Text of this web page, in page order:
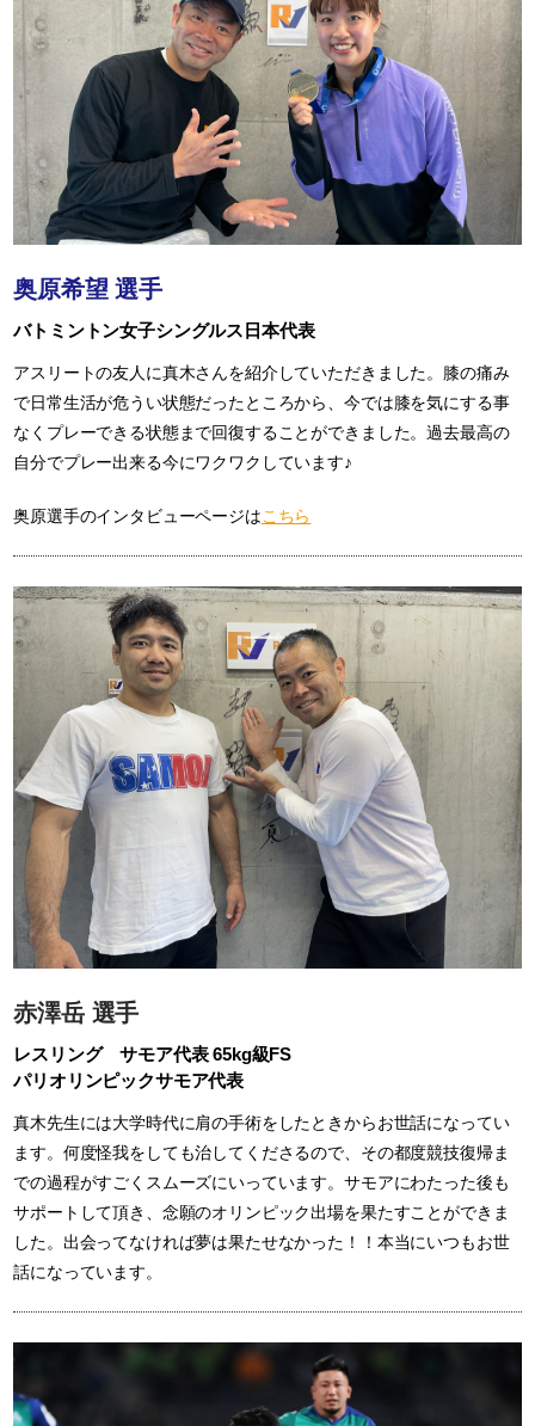
奥原希望 選手
バトミントン女子シングルス日本代表
アスリートの友人に真木さんを紹介していただきました。膝の痛み
で日常生活が危うい状態だったところから、今では膝を気にする事
なくプレーできる状態まで回復することができました。過去最高の
自分でプレー出来る今にワクワクしています♪
奥原選手のインタビューページはこちら
赤澤岳 選手
レスリング サモア代表 65kg級FS
パリオリンピックサモア代表
真木先生には大学時代に肩の手術をしたときからお世話になってい
ます。何度怪我をしても治してくださるので、その都度競技復帰ま
での過程がすごくスムーズにいっています。サモアにわたった後も
サポートして頂き、念願のオリンピック出場を果たすことができま
した。出会ってなければ夢は果たせなかった！！本当にいつもお世
話になっています。